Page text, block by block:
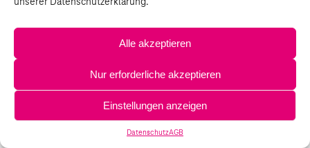
Alle akzeptieren
Nur erforderliche akzeptieren
Einstellungen anzeigen
DatenschutzAGB